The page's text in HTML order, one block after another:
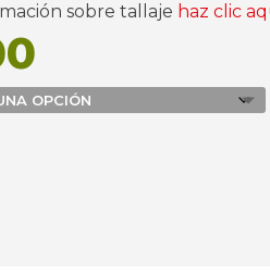
sobre tallaje haz clic